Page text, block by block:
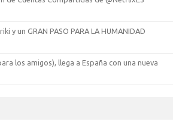
y un GRAN PASO PARA LA HUMANIDAD
los amigos), llega a España con una nueva